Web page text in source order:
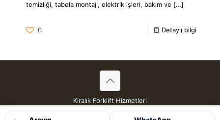
temizliği, tabela montajı, elektrik işleri, bakım ve […]
0 Detaylı bilgi
Kiralık Forklift Hizmetleri
Tüm Hakları Saklıdır © 2026